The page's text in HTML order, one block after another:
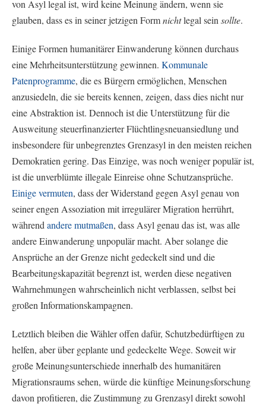
von Asyl legal ist, wird keine Meinung ändern, wenn sie
glauben, dass es in seiner jetzigen Formnichtlegal seinsollte.
Einige Formen humanitärer Einwanderung können durchaus
eine Mehrheitsunterstützung gewinnen. Kommunale
Patenprogramme, die es Bürgern ermöglichen, Menschen
anzusiedeln, die sie bereits kennen, zeigen, dass dies nicht nur
eine Abstraktion ist. Dennoch ist die Unterstützung für die
Ausweitung steuerfinanzierter Flüchtlingsneuansiedlung und
insbesondere für unbegrenztes Grenzasyl in den meisten reichen
Demokratien gering. Das Einzige, was noch weniger populär ist,
ist die unverblümte illegale Einreise ohne Schutzansprüche.
Einige vermuten, dass der Widerstand gegen Asyl genau von
seiner engen Assoziation mit irregulärer Migration herrührt,
währendandere mutmaßen, dass Asyl genau das ist, was alle
andere Einwanderung unpopulär macht. Aber solange die
Ansprüche an der Grenze nicht gedeckelt sind und die
Bearbeitungskapazität begrenzt ist, werden diese negativen
Wahrnehmungen wahrscheinlich nicht verblassen, selbst bei
großen Informationskampagnen.
Letztlich bleiben die Wähler offen dafür, Schutzbedürftigen zu
helfen, aber über geplante und gedeckelte Wege. Soweit wir
große Meinungsunterschiede innerhalb des humanitären
Migrationsraums sehen, würde die künftige Meinungsforschung
davon profitieren, die Zustimmung zu Grenzasyl direkt sowohl